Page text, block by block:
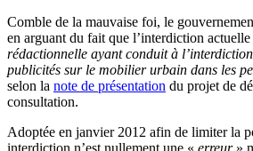
Comble de la mauvaise foi, le
en arguant du fait que l’interdiction actuelle
rédactionnelle ayant conduit à
publicités sur le mobilier urbain dans les
selon la note de présentation du projet de
consultation.
Adoptée en janvier 2012 afin de limiter la
interdiction n’est nullement une « erreur»